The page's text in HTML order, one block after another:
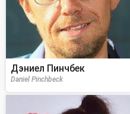
Дэниел Пинчбек
Daniel Pinchbeck